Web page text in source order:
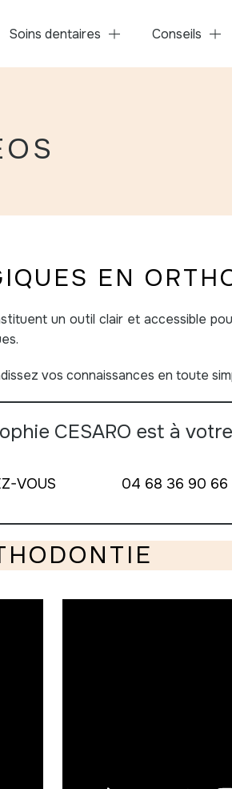
Soins dentaires Conseils
EN
un outil clair et accessible
vos connaissances en toute
CESARO est à
VOUS 04 68 36 90 66